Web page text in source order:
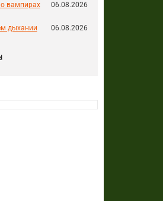
вампирах
06.08.2026
дыхании
06.08.2026